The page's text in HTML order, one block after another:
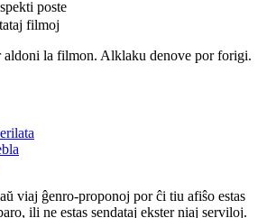
poste
filmoj
la filmon. Alklaku denove por forigi.
viaj ĝenro-proponoj por ĉi tiu afiŝo estas
ili ne estas sendataj ekster niaj serviloj.